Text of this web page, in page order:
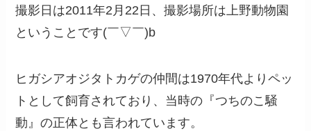
撮影日は2011年2月22日、撮影場所は上野動物園
ということです(￣▽￣)b
ヒガシアオジタトカゲの仲間は1970年代よりペッ
トとして飼育されており、当時の『つちのこ騒
動』の正体とも言われています。